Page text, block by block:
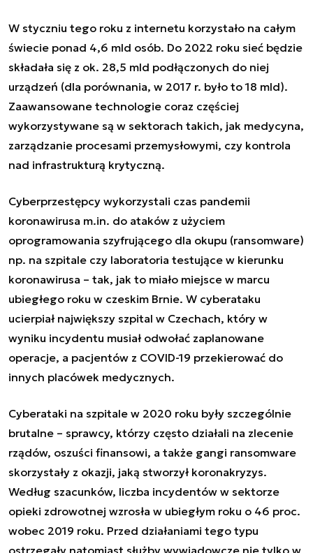
W styczniu tego roku z internetu korzystało na całym
świecie ponad 4,6 mld osób. Do 2022 roku sieć będzie
składała się z ok. 28,5 mld podłączonych do niej
urządzeń (dla porównania, w 2017 r. było to 18 mld).
Zaawansowane technologie coraz częściej
wykorzystywane są w sektorach takich, jak medycyna,
zarządzanie procesami przemysłowymi, czy kontrola
nad infrastrukturą krytyczną.
Cyberprzestępcy wykorzystali czas pandemii
koronawirusa m.in. do ataków z użyciem
oprogramowania szyfrującego dla okupu (ransomware)
np. na szpitale czy laboratoria testujące w kierunku
koronawirusa – tak, jak to miało miejsce w marcu
ubiegłego roku w czeskim Brnie. W cyberataku
ucierpiał największy szpital w Czechach, który w
wyniku incydentu musiał odwołać zaplanowane
operacje, a pacjentów z COVID-19 przekierować do
innych placówek medycznych.
Cyberataki na szpitale w 2020 roku były szczególnie
brutalne – sprawcy, którzy często działali na zlecenie
rządów, oszuści finansowi, a także gangi ransomware
skorzystały z okazji, jaką stworzył koronakryzys.
Według szacunków, liczba incydentów w sektorze
opieki zdrowotnej wzrosła w ubiegłym roku o 46 proc.
wobec 2019 roku. Przed działaniami tego typu
ostrzegały natomiast służby wywiadowcze nie tylko w